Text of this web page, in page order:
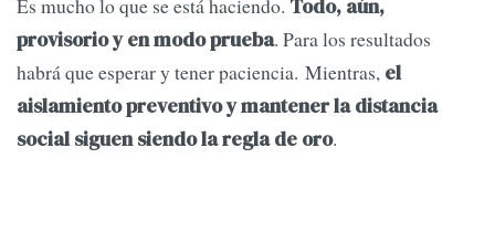
Es mucho lo que se está haciendo. Todo, aún,
provisorio y en modo prueba. Para los resultados
habrá que esperar y tener paciencia. Mientras, el
aislamiento preventivo y mantener la distancia
social siguen siendo la regla de oro.